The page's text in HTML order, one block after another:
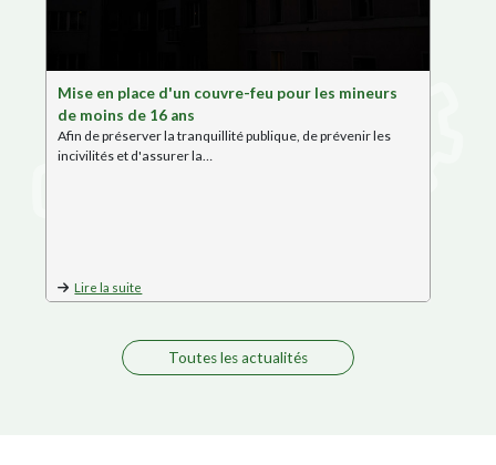
Mise en place d'un couvre-feu pour les mineurs
de moins de 16 ans
Afin de préserver la tranquillité publique, de prévenir les
incivilités et d'assurer la…
Lire la suite
Toutes les actualités